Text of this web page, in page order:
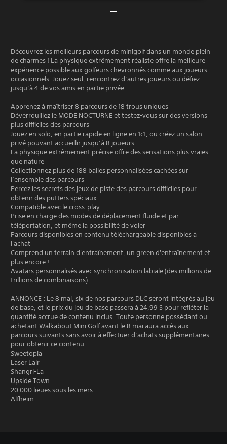
Découvrez les meilleurs parcours de minigolf dans un monde plein
de charmes ! La physique extrêmement réaliste offre la meilleure
expérience possible aux golfeurs chevronnés comme aux joueurs
occasionnels. Jouez seul, rencontrez d’autres joueurs ou défiez
jusqu’à 4 de vos amis en partie privée.
Apprenez à maîtriser 8 parcours de 18 trous uniques
Déverrouillez le MODE NOCTURNE et testez-vous sur des versions
plus difficiles des parcours
Jouez en solo, en partie rapide en ligne en 1c1, ou créez un salon
privé pouvant accueillir jusqu’à 8 joueurs
La physique extrêmement précise offre des sensations plus vraies
que nature
Collectionnez plus de 188 balles personnalisées cachées sur
l’ensemble des parcours
Percez les secrets des jeux de piste des parcours difficiles pour
obtenir des putters spéciaux
Compatible avec le cross-play
Prise en charge des modes de déplacement fluide et par
téléportation, et même la possibilité de voler
Parcours disponibles en contenu téléchargeable disponibles à
l'achat
Comprend un terrain d'entraînement, un green d'entraînement et
plus encore !
Avatars personnalisés avec synchronisation labiale (des millions de
trillions de combinaisons)
ANNONCE : Le 8 mai, six de nos parcours DLC seront intégrés au jeu
de base, et le prix du jeu de base passera à 24,99 $ pour refléter la
quantité accrue de contenu inclus. Toute personne possédant ou
achetant Walkabout Mini Golf avant le 8 mai aura accès aux
parcours suivants sans avoir à effectuer d’achats supplémentaires
pour obtenir ce contenu :
Sweetopia
Laser Lair
Shangri-La
Upside Town
20 000 lieues sous les mers
Alfheim